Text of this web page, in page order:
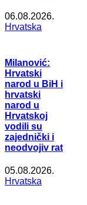
06.08.2026.
Hrvatska
Milanović:
Hrvatski
narod u BiH i
hrvatski
narod u
Hrvatskoj
vodili su
zajednički i
neodvojiv rat
05.08.2026.
Hrvatska